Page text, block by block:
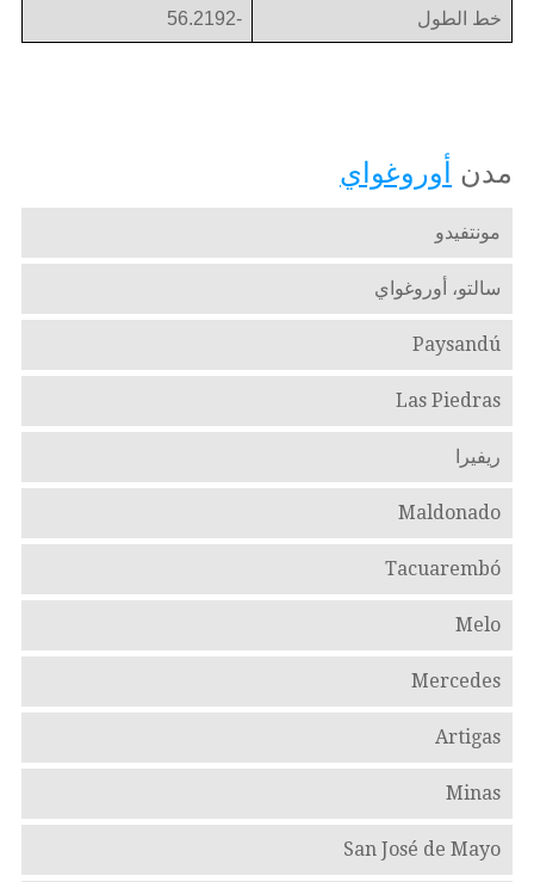
خط الطول -56.2192
مدن أوروغواي
مونتفيدو
سالتو، أوروغواي
Paysandú
Las Piedras
ريفيرا
Maldonado
Tacuarembó
Melo
Mercedes
Artigas
Minas
San José de Mayo